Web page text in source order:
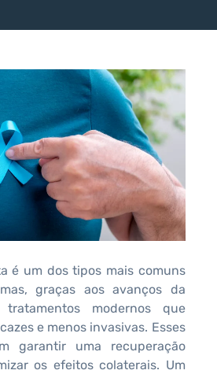
é um dos tipos mais comuns
graças aos avanços da
tratamentos modernos que
e menos invasivas. Esses
garantir uma recuperação
os efeitos colaterais. Um